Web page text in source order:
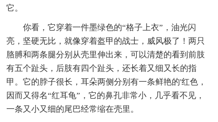
它。
你看，它穿着一件墨绿色的“格子上衣”，油光闪
亮，坚硬无比，就像穿着盔甲的战士，威风极了！两只
胳膊和两条腿分别从壳里伸出来，可以清楚的看到前肢
有五个趾头，后肢有四个趾头，还长着又细又长的指
甲。它的脖子很长，耳朵两侧分别有一条鲜艳的'红色，
因而又得名“红耳龟”，它的鼻孔非常小，几乎看不见，
一条又小又细的尾巴经常缩在壳里。